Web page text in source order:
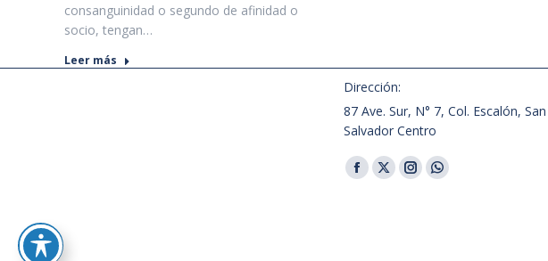
consanguinidad o segundo de afinidad o
socio, tengan…
Leer más
Dirección:
87 Ave. Sur, N° 7, Col. Escalón, San
Salvador Centro
Encuéntranos en:
Facebook
X
InstagramWhatsapp